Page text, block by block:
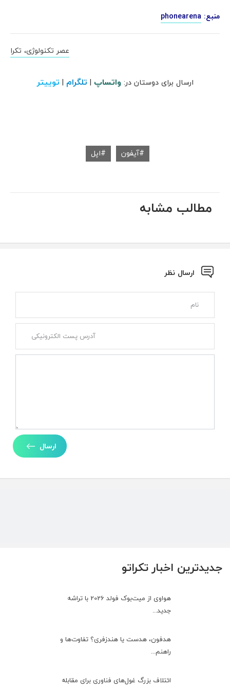
جدیدترین اخبار تکراتو
هواوی از میت‌بوک فولد 2026 با تراشه
جدید...
هدفون، هدست یا هندزفری؟ تفاوت‌ها و
راهنم...
ائتلاف بزرگ غول‌های فناوری برای مقابله
منبع: phonearena
عصر تکنولوژی، تکرا
ارسال برای دوستان در: واتساپ | تلگرام | توییتر
آیفون اپل
مطالب مشابه
ارسال نظر
ارسال